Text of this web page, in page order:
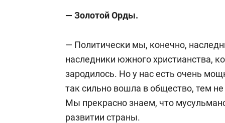
— Золотой Орды.
— Политически мы, конечно,
наследники южного христианства,
зародилось. Но у нас есть очень
так сильно вошла в общество, тем
Мы прекрасно знаем, что
развитии страны.